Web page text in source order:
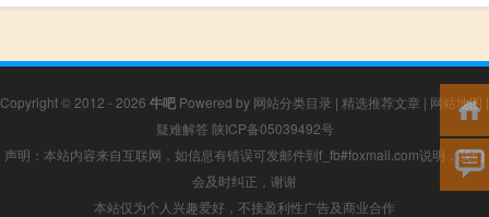
Copyright © 2012 - 2026 牛吧 Powered by 网站分类目录 | 精选推荐文章 | 网站地图 |
疑难解答 陕ICP备05039492号
声明：本站内容来自互联网，如信息有错误可发邮件到f_fb#foxmail.com说明，我们
会及时纠正，谢谢
本站仅为个人兴趣爱好，不接盈利性广告及商业合作